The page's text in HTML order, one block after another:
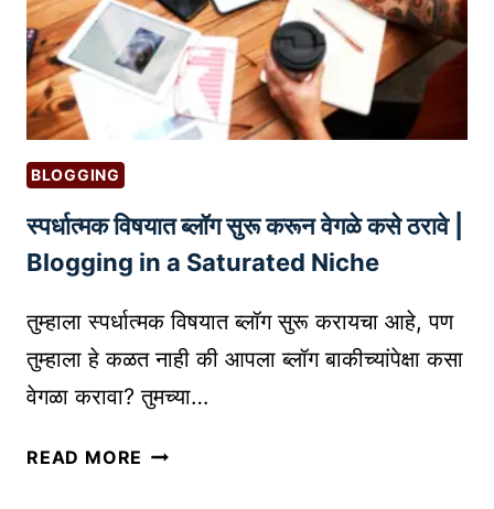
सा
ठी
स
त्त
मे
ल
र्के
ग
सा
ने
BLOGGING
स्पर्धात्मक विषयात ब्लॉग सुरू करून वेगळे कसे ठरावे |
Blogging in a Saturated Niche
तुम्हाला स्पर्धात्मक विषयात ब्लॉग सुरू करायचा आहे, पण
तुम्हाला हे कळत नाही की आपला ब्लॉग बाकीच्यांपेक्षा कसा
वेगळा करावा? तुमच्या…
READ MORE स्प